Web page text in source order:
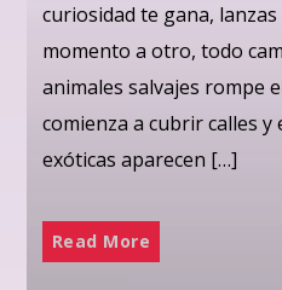
curiosidad te gana,
momento a otro, todo
animales salvajes rompe
comienza a cubrir calles y
exóticas aparecen […]
Read More